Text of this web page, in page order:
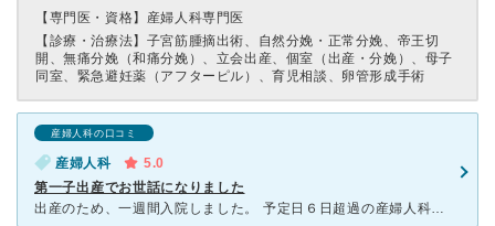
【専門医・資格】 産婦人科専門医
【診療・治療法】 子宮筋腫摘出術、自然分娩・正常分娩、帝王切
開、無痛分娩（和痛分娩）、立会出産、個室（出産・分娩）、母子
同室、緊急避妊薬（アフターピル）、育児相談、卵管形成手術
産婦人科の口コミ
産婦人科
5.0
第一子出産でお世話になりました
出産のため、一週間入院しました。 予定日６日超過の産婦人科での健診時に即日入院と言われ、急でした。 入院した日の夕方には促進剤の処置をはじめ、翌々日に普通分娩で出産できました。 助産師の方々は、